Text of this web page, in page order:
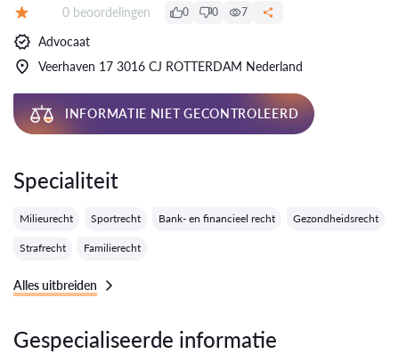
Getuigenissen:
0 beoordelingen 0 0 7
Advocaat
Veerhaven 17 3016 CJ ROTTERDAM Nederland
INFORMATIE NIET GECONTROLEERD
Specialiteit
Milieurecht Sportrecht Bank- en financieel recht Gezondheidsrecht
Strafrecht Familierecht
Alles uitbreiden
Gespecialiseerde informatie